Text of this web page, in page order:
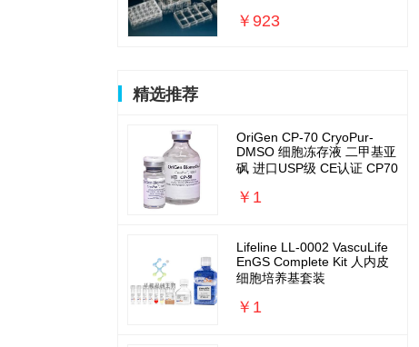
￥923
精选推荐
OriGen CP-70 CryoPur-
DMSO 细胞冻存液 二甲基亚
砜 进口USP级 CE认证 CP70
￥1
Lifeline LL-0002 VascuLife
EnGS Complete Kit 人内皮
细胞培养基套装
￥1